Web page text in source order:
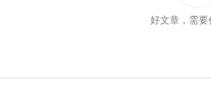
好文章，需要